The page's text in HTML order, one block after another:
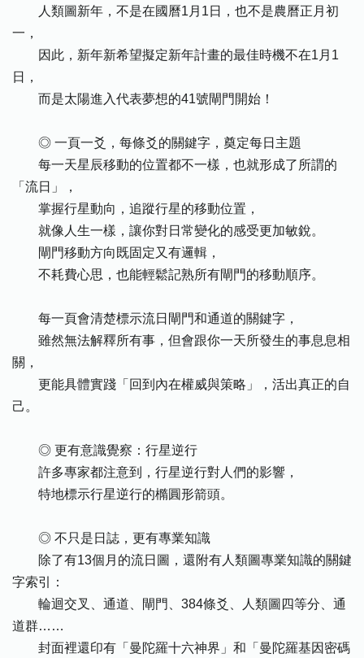
人類圖新年，不是在國曆1月1日，也不是農曆正月初
一，
因此，新年新希望擬定新年計畫的最佳時機不在1月1
日，
而是太陽進入代表夢想的41號閘門開始！
◎ 一頁一爻，每條爻的關鍵字，奠定每日主題
每一天星辰移動的位置都不一樣，也就形成了所謂的
「流日」，
掌握行星動向，追蹤行星的移動位置，
就像人生一樣，讓你對日常變化的感受更加敏銳。
閘門移動方向既固定又有邏輯，
不耗費心思，也能輕鬆記熟所有閘門的移動順序。
每一頁會清楚標示流日閘門和通道的關鍵字，
雖然無法解釋所有事，但會跟你一天所發生的事息息相
關，
更能具體實踐「回到內在權威與策略」，活出真正的自
己。
◎ 更有意識覺察：行星逆行
許多專家都注意到，行星逆行對人們的影響，
特地標示行星逆行的橢圓形箭頭。
◎ 不只是日誌，更有專業知識
除了有13個月的流日圖，還附有人類圖專業知識的關鍵
字索引：
輪迴交叉、通道、閘門、384條爻、人類圖四等分、通
道群……
封面裡還印有「曼陀羅十六神界」和「曼陀羅基因密碼